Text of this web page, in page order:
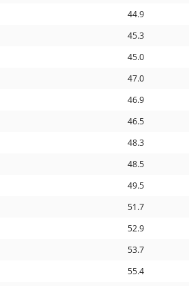
44.9
45.3
45.0
47.0
46.9
46.5
48.3
48.5
49.5
51.7
52.9
53.7
55.4